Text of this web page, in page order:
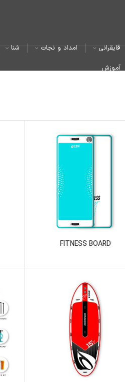
قایقرانی امداد و نجات شنا
آموزش
FITNESS BOARD